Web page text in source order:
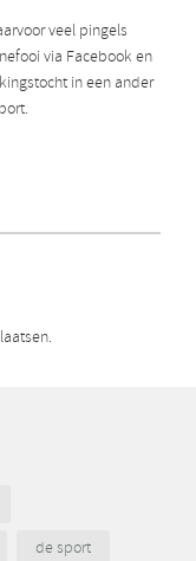
veel pingels
via Facebook en
in een ander
de sport